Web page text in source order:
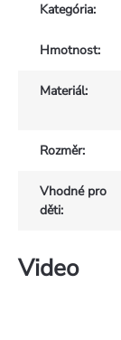
Kategória:
Hmotnost:
Materiál:
Rozměr:
Vhodné pro
děti:
Video